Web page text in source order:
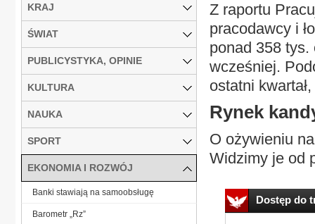
Z raportu
pracodawcy i
ponad 358
wcześniej.
ostatni
Rynek
O ożywieniu
Widzimy je od
Dostęp do
KRAJ
ŚWIAT
PUBLICYSTYKA, OPINIE
KULTURA
NAUKA
SPORT
EKONOMIA I ROZWÓJ
Banki stawiają na samoobsługę
Barometr „Rz”